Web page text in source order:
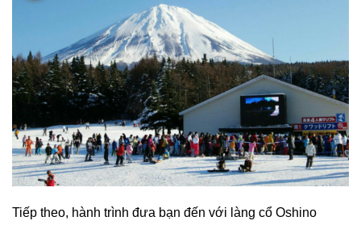
Tiếp theo, hành trình đưa bạn đến với làng cổ Oshino